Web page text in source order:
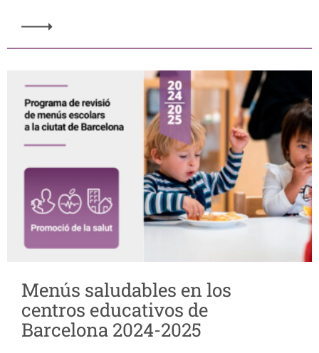
Menús saludables en los
centros educativos de
Barcelona 2024-2025